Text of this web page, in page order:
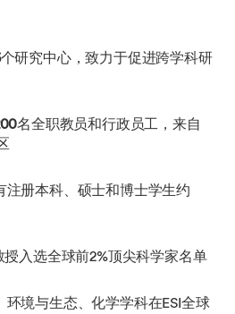
个研究中心，致力于促进跨学科研
名全职教员和行政员工，来自
注册本科、硕士和博士学生约
授入选全球前2%顶尖科学家名单
环境与生态、化学学科在ESI全球